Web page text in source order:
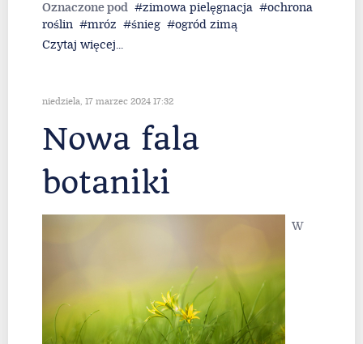
Oznaczone pod
zimowa pielęgnacja
ochrona
roślin
mróz śnieg
ogród zimą
Czytaj więcej...
niedziela, 17 marzec 2024 17:32
Nowa fala
botaniki
W